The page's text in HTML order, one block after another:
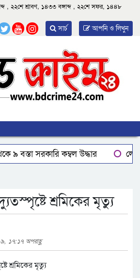
, ২২শে শ্রাবণ, ১৪৩৩ বঙ্গাব্দ , ২২শে সফর, ১৪৪৮
আপনি ও লিখুন
সার্চ
৯ বস্তা সরকারি কম্বল উদ্ধার
শ্রমিকের মৃত্যু
১৭:১৭ অপরাহ্ণ